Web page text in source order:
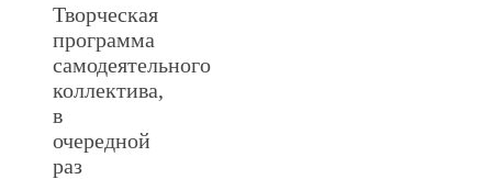
Творческая
программа
самодеятельного
коллектива,
в
очередной
раз